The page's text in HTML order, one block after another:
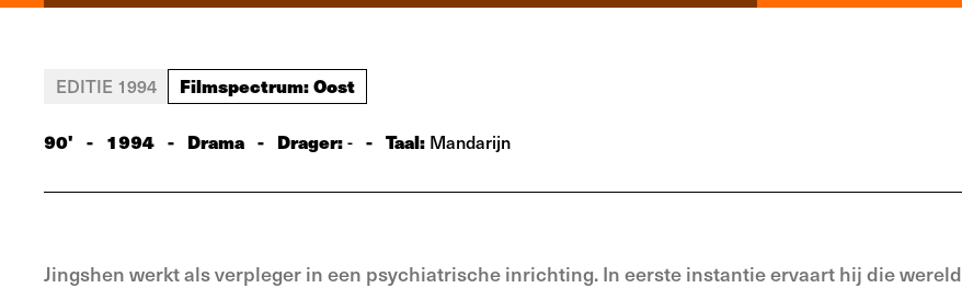
EDITIE 1994 Filmspectrum: Oost
90' - 1994 - Drama - Drager:- - Taal: Mandarijn
Jingshen werkt als verpleger in een psychiatrische inrichting. In eerste instantie ervaart hij die